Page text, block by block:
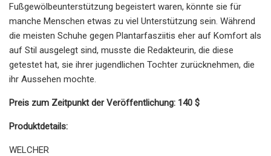
Fußgewölbeunterstützung begeistert waren, könnte sie für
manche Menschen etwas zu viel Unterstützung sein. Während
die meisten Schuhe gegen Plantarfasziitis eher auf Komfort als
auf Stil ausgelegt sind, musste die Redakteurin, die diese
getestet hat, sie ihrer jugendlichen Tochter zurücknehmen, die
ihr Aussehen mochte.
Preis zum Zeitpunkt der Veröffentlichung: 140 $
Produktdetails:
WELCHER